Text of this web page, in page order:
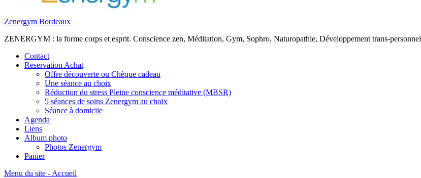
Zenergym Bordeaux
ZENERGYM : la forme corps et esprit. Conscience zen, Méditation, Gym, Sophro, Naturopathie, Développement trans-personnel
Contact
Reservation Achat
Offre découverte ou Chèque cadeau
Une séance au choix
Réduction du stress Pleine conscience méditative (MBSR)
5 séances de soins Zenergym au choix
Séance à domicile
Agenda
Liens
Album photo
Photos Zenergym
Panier
Menu du site - Accueil